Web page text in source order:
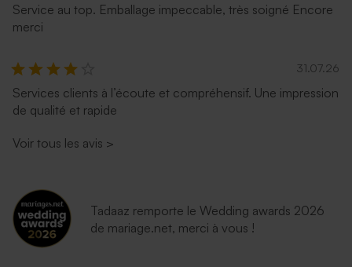
Service au top. Emballage impeccable, très soigné Encore
merci
31.07.26
Services clients à l’écoute et compréhensif. Une impression
de qualité et rapide
Voir tous les avis >
Tadaaz remporte le Wedding awards 2026
de mariage.net, merci à vous !